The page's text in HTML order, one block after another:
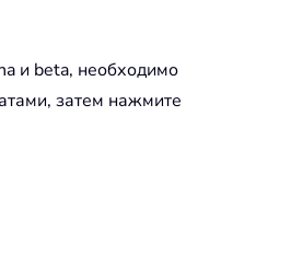
и beta, необходимо
затем нажмите